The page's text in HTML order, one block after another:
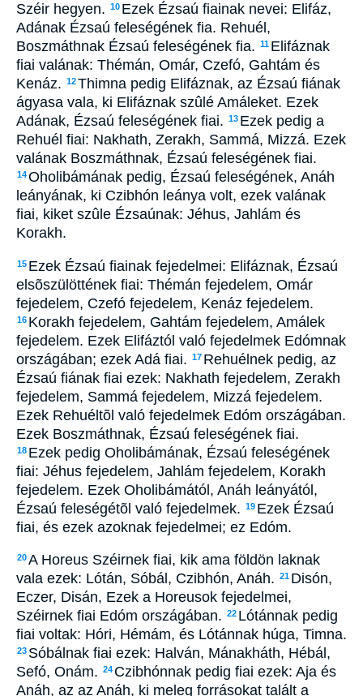
Széir hegyen. 10 Ezek Ézsaú fiainak nevei: Elifáz,
Adának Ézsaú feleségének fia. Rehuél,
Boszmáthnak Ézsaú feleségének fia. 11 Elifáznak
fiai valának: Thémán, Omár, Czefó, Gahtám és
Kenáz. 12Thimna pedig Elifáznak, az Ézsaú fiának
ágyasa vala, ki Elifáznak szûlé Amáleket. Ezek
Adának, Ézsaú feleségének fiai. 13 Ezek pedig a
Rehuél fiai: Nakhath, Zerakh, Sammá, Mizzá. Ezek
valának Boszmáthnak, Ézsaú feleségének fiai.
14Oholibámának pedig, Ézsaú feleségének, Anáh
leányának, ki Czibhón leánya volt, ezek valának
fiai, kiket szûle Ézsaúnak: Jéhus, Jahlám és
Korakh.
15 Ezek Ézsaú fiainak fejedelmei: Elifáznak, Ézsaú
elsõszülöttének fiai: Thémán fejedelem, Omár
fejedelem, Czefó fejedelem, Kenáz fejedelem.
16 Korakh fejedelem, Gahtám fejedelem, Amálek
fejedelem. Ezek Elifáztól való fejedelmek Edómnak
országában; ezek Adá fiai. 17 Rehuélnek pedig, az
Ézsaú fiának fiai ezek: Nakhath fejedelem, Zerakh
fejedelem, Sammá fejedelem, Mizzá fejedelem.
Ezek Rehuéltõl való fejedelmek Edóm országában.
Ezek Boszmáthnak, Ézsaú feleségének fiai.
18 Ezek pedig Oholibámának, Ézsaú feleségének
fiai: Jéhus fejedelem, Jahlám fejedelem, Korakh
fejedelem. Ezek Oholibámától, Anáh leányától,
Ézsaú feleségétõl való fejedelmek. 19 Ezek Ézsaú
fiai, és ezek azoknak fejedelmei; ez Edóm.
20A Horeus Széirnek fiai, kik ama földön laknak
vala ezek: Lótán, Sóbál, Czibhón, Anáh. 21 Disón,
Eczer, Disán, Ezek a Horeusok fejedelmei,
Széirnek fiai Edóm országában. 22 Lótánnak pedig
fiai voltak: Hóri, Hémám, és Lótánnak húga, Timna.
23 Sóbálnak fiai ezek: Halván, Mánakháth, Hébál,
Sefó, Onám. 24 Czibhónnak pedig fiai ezek: Aja és
Anáh, az az Anáh, ki meleg forrásokat talált a